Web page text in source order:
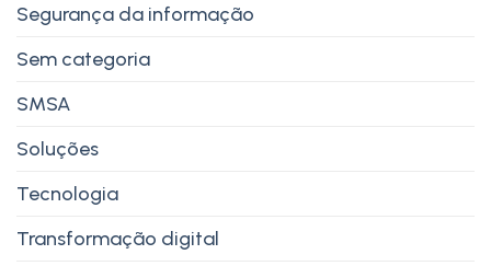
Segurança da informação
Sem categoria
SMSA
Soluções
Tecnologia
Transformação digital